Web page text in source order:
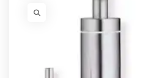
VISIT LINK